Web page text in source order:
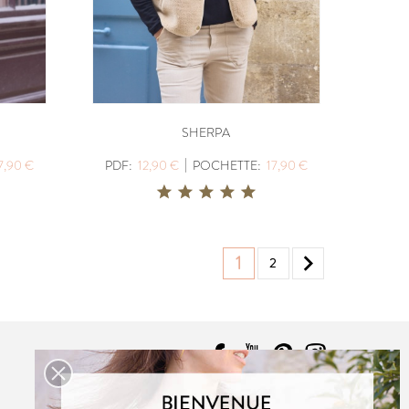
€
SHERPA
PDF: 12,90 €| POCHETTE: 17,90 €
1 2 